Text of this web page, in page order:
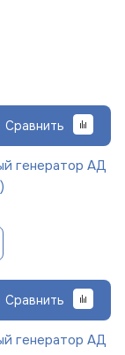
Сравнить
генератор АД
Сравнить
генератор АД